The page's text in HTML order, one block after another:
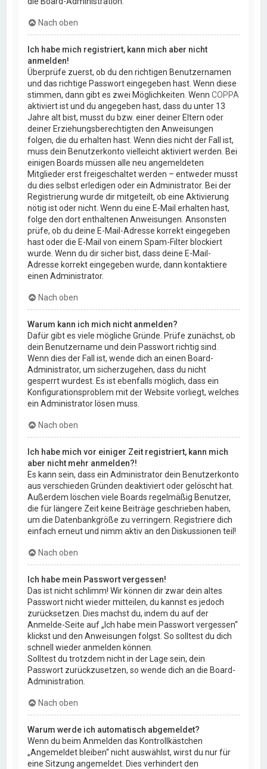
Nach oben
Ich habe mich registriert, kann mich aber nicht
anmelden!
Überprüfe zuerst, ob du den richtigen Benutzernamen
und das richtige Passwort eingegeben hast. Wenn diese
stimmen, dann gibt es zwei Möglichkeiten. WennCOPPA
aktiviert ist und du angegeben hast, dass du unter 13
Jahre alt bist, musst du bzw. einer deiner Eltern oder
deiner Erziehungsberechtigten den Anweisungen
folgen, die du erhalten hast. Wenn dies nicht der Fall ist,
muss dein Benutzerkonto vielleicht aktiviert werden. Bei
einigen Boards müssen alle neu angemeldeten
Mitglieder erst freigeschaltet werden – entweder musst
du dies selbst erledigen oder ein Administrator. Bei der
Registrierung wurde dir mitgeteilt, ob eine Aktivierung
nötig ist oder nicht. Wenn du eine E-Mail erhalten hast,
folge den dort enthaltenen Anweisungen. Ansonsten
prüfe, ob du deine E-Mail-Adresse korrekt eingegeben
hast oder die E-Mail von einem Spam-Filter blockiert
wurde. Wenn du dir sicher bist, dass deine E-Mail-
Adresse korrekt eingegeben wurde, dann kontaktiere
einen Administrator.
Nach oben
Warum kann ich mich nicht anmelden?
Dafür gibt es viele mögliche Gründe. Prüfe zunächst, ob
dein Benutzername und dein Passwort richtig sind.
Wenn dies der Fall ist, wende dich an einen Board-
Administrator, um sicherzugehen, dass du nicht
gesperrt wurdest. Es ist ebenfalls möglich, dass ein
Konfigurationsproblem mit der Website vorliegt, welches
ein Administrator lösen muss.
Nach oben
Ich habe mich vor einiger Zeit registriert, kann mich
aber nicht mehr anmelden?!
Es kann sein, dass ein Administrator dein Benutzerkonto
aus verschieden Gründen deaktiviert oder gelöscht hat.
Außerdem löschen viele Boards regelmäßig Benutzer,
die für längere Zeit keine Beiträge geschrieben haben,
um die Datenbankgröße zu verringern. Registriere dich
einfach erneut und nimm aktiv an den Diskussionen teil!
Nach oben
Ich habe mein Passwort vergessen!
Das ist nicht schlimm! Wir können dir zwar dein altes
Passwort nicht wieder mitteilen, du kannst es jedoch
zurücksetzen. Dies machst du, indem du auf der
Anmelde-Seite auf „Ich habe mein Passwort vergessen“
klickst und den Anweisungen folgst. So solltest du dich
schnell wieder anmelden können.
Solltest du trotzdem nicht in der Lage sein, dein
Passwort zurückzusetzen, so wende dich an die Board-
Administration.
Nach oben
Warum werde ich automatisch abgemeldet?
Wenn du beim Anmelden das Kontrollkästchen
„Angemeldet bleiben“ nicht auswählst, wirst du nur für
eine Sitzung angemeldet. Dies verhindert den